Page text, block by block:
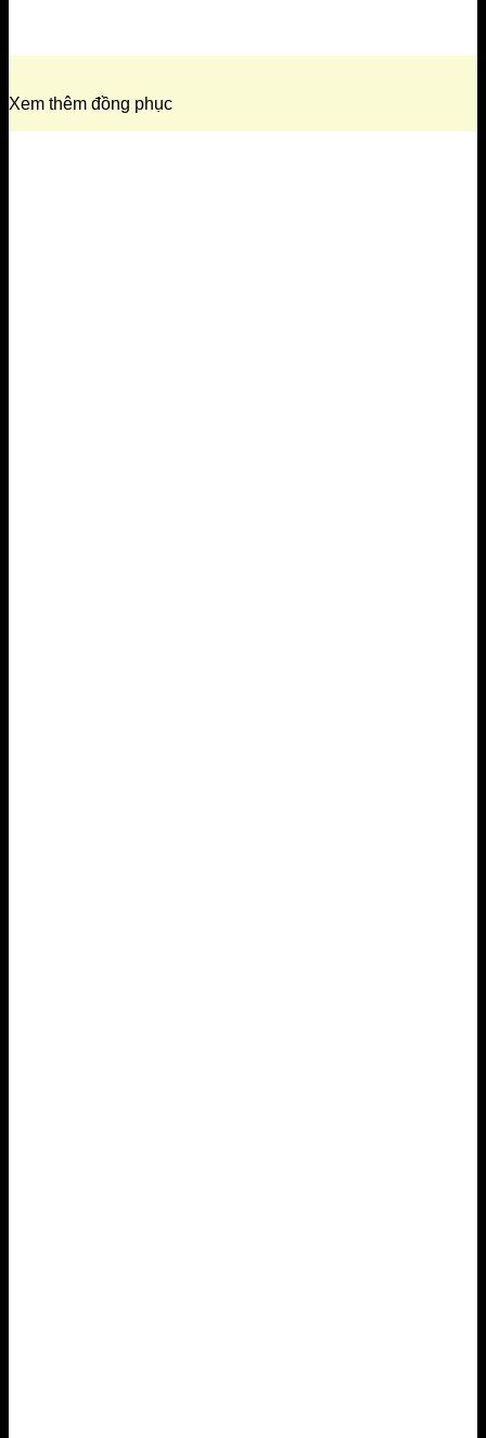
Xem thêm đồng phục